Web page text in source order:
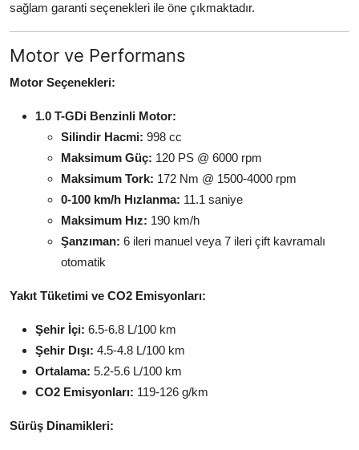
sağlam garanti seçenekleri ile öne çıkmaktadır.
Motor ve Performans
Motor Seçenekleri:
1.0 T-GDi Benzinli Motor:
Silindir Hacmi: 998 cc
Maksimum Güç: 120 PS @ 6000 rpm
Maksimum Tork: 172 Nm @ 1500-4000 rpm
0-100 km/h Hızlanma: 11.1 saniye
Maksimum Hız: 190 km/h
Şanzıman: 6 ileri manuel veya 7 ileri çift kavramalı
otomatik
Yakıt Tüketimi ve CO2 Emisyonları:
Şehir İçi: 6.5-6.8 L/100 km
Şehir Dışı: 4.5-4.8 L/100 km
Ortalama: 5.2-5.6 L/100 km
CO2 Emisyonları: 119-126 g/km
Sürüş Dinamikleri: